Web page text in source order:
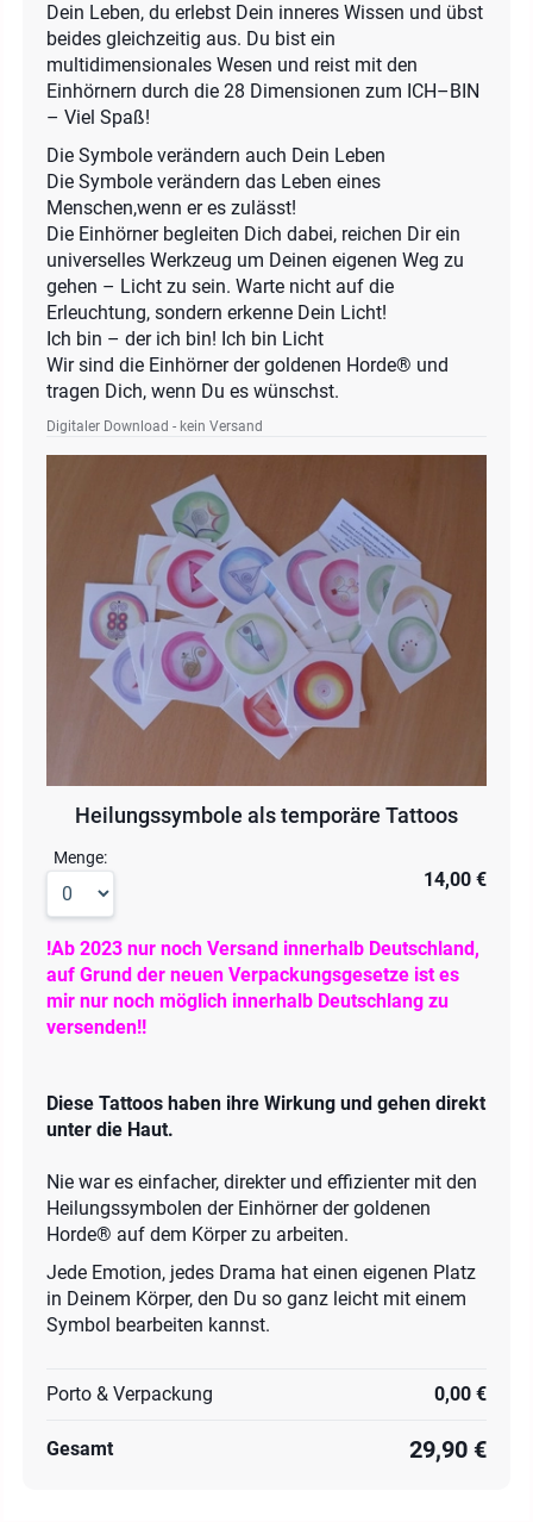
Dein Leben, du erlebst Dein inneres Wissen und übst
beides gleichzeitig aus. Du bist ein
multidimensionales Wesen und reist mit den
Einhörnern durch die 28 Dimensionen zum ICH–BIN
– Viel Spaß!
Die Symbole verändern auch Dein Leben
Die Symbole verändern das Leben eines
Menschen,wenn er es zulässt!
Die Einhörner begleiten Dich dabei, reichen Dir ein
universelles Werkzeug um Deinen eigenen Weg zu
gehen – Licht zu sein. Warte nicht auf die
Erleuchtung, sondern erkenne Dein Licht!
Ich bin – der ich bin! Ich bin Licht
Wir sind die Einhörner der goldenen Horde® und
tragen Dich, wenn Du es wünschst.
Digitaler Download - kein Versand
Heilungssymbole als temporäre Tattoos
Menge:
14,00 €
!Ab 2023 nur noch Versand innerhalb Deutschland,
auf Grund der neuen Verpackungsgesetze ist es
mir nur noch möglich innerhalb Deutschlang zu
versenden!!
Diese Tattoos haben ihre Wirkung und gehen direkt
unter die Haut.
Nie war es einfacher, direkter und effizienter mit den
Heilungssymbolen der Einhörner der goldenen
Horde® auf dem Körper zu arbeiten.
Jede Emotion, jedes Drama hat einen eigenen Platz
in Deinem Körper, den Du so ganz leicht mit einem
Symbol bearbeiten kannst.
Porto & Verpackung 0,00 €
Gesamt 29,90 €